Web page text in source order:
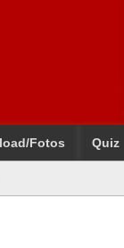
Fotos Quiz